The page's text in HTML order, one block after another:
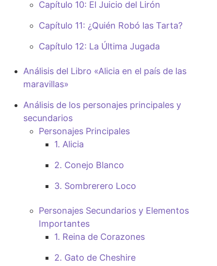
Capítulo 10: El Juicio del Lirón
Capítulo 11: ¿Quién Robó las Tarta?
Capítulo 12: La Última Jugada
Análisis del Libro «Alicia en el país de las
maravillas»
Análisis de los personajes principales y
secundarios
Personajes Principales
1. Alicia
2. Conejo Blanco
3. Sombrerero Loco
Personajes Secundarios y Elementos
Importantes
1. Reina de Corazones
2. Gato de Cheshire